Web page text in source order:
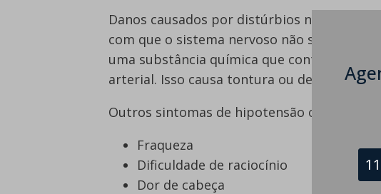
Danos causados por distúrbios
com que o sistema nervoso não seja
uma substância química que contrai os
arterial. Isso causa tontura ou desequilíbrio.
Outros sintomas de hipotensão ortostática
Fraqueza
Dificuldade de raciocínio
Dor de cabeça